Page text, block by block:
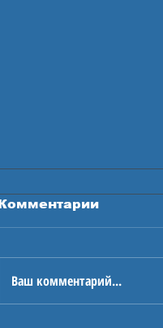
Комментарии
Ваш комментарий...